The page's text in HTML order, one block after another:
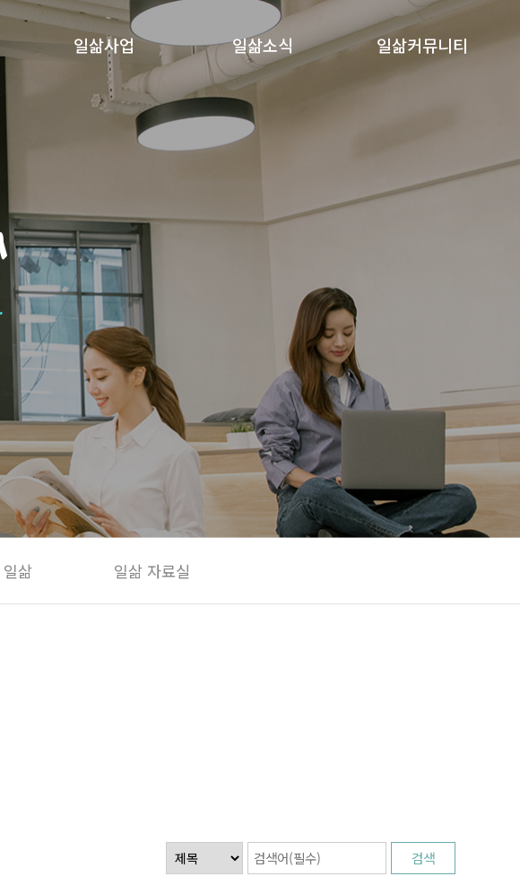
일삶사업 일삶소식 일삶커뮤니티
삶 일삶 자료실